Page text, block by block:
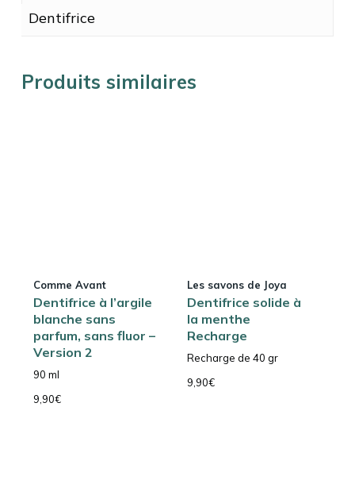
Dentifrice
Produits similaires
Comme Avant
Dentifrice à l’argile
blanche sans
parfum, sans fluor –
Version 2
90 ml
9,90€
Les savons de Joya
Dentifrice solide à
la menthe
Recharge
Recharge de 40 gr
9,90€